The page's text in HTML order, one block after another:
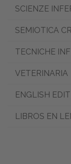
SCIENZE
SEMIOTICA
TECNICHE
VETERINARIA
ENGLISH
LIBROS EN